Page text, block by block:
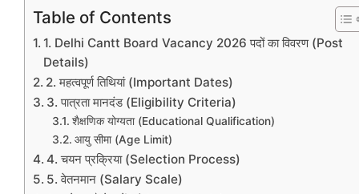
Table of Contents
1. Delhi Cantt Board Vacancy 2026 पदों का विवरण (Post
Details)
2. महत्वपूर्ण तिथियां (Important Dates)
3. पात्रता मानदंड (Eligibility Criteria)
शैक्षणिक योग्यता (Educational Qualification)
आयु सीमा (Age Limit)
4. चयन प्रक्रिया (Selection Process)
5. वेतनमान (Salary Scale)